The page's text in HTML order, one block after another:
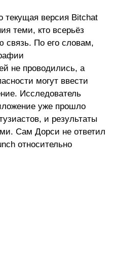
текущая версия Bitchat
теми, кто всерьёз
связь. По его словам,
не проводились, а
могут ввести
Исследователь
уже прошло
и результаты
Сам Дорси не ответил
относительно